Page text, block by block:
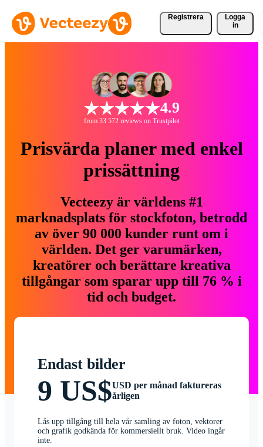
Registrera
Logga
in
4.9
from 33 572 reviews on Trustpilot
Prisvärda planer med enkel
prissättning
Vecteezy är världens #1
marknadsplats för stockfoton, betrodd
av över 90 000 kunder runt om i
världen. Det ger varumärken,
kreatörer och berättare kreativa
tillgångar som sparar upp till 76 % i
tid och budget.
Endast bilder
9 US$USD per månad faktureras
årligen
Lås upp tillgång till hela vår samling av foton, vektorer
och grafik godkända för kommersiellt bruk. Video ingår
inte.